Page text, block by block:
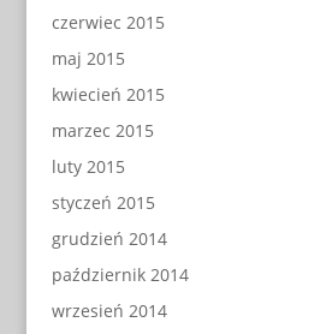
czerwiec 2015
maj 2015
kwiecień 2015
marzec 2015
luty 2015
styczeń 2015
grudzień 2014
październik 2014
wrzesień 2014